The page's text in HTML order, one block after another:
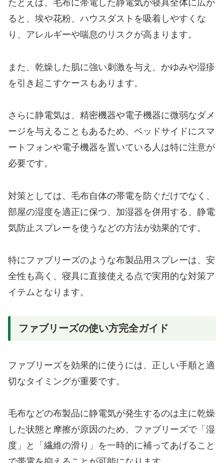
たとえば、毛布に帯電した静電気が寝具全体に広が
ると、埃や花粉、ハウスダストを吸着しやすくな
り、アレルギーや喘息のリスクが高まります。
また、乾燥した肌に強い刺激を与え、かゆみや湿疹
を引き起こすケースもあります。
さらに静電気は、精密機器や電子機器に微弱なダメ
ージを与えることもあるため、ベッドサイドにスマ
ートフォンや電子機器を置いている人は特に注意が
必要です。
対策としては、毛布自体の帯電を防ぐだけでなく、
部屋の湿度を適正に保つ、加湿器を併用する、静電
気防止スプレーを使うなどの方法が効果的です。
特にファブリーズのような布製品用スプレーは、安
全性も高く、寝具に直接使える点で実用的な対策ア
イテムとなります。
ファブリーズの使い方完全ガイド
ファブリーズを効果的に使うには、正しい手順と適
切なタイミングが重要です。
毛布などの布製品に静電気が発生するのは主に乾燥
した状態と摩擦が原因のため、ファブリーズで「湿
度」と「繊維の滑り」を一時的に補ってあげること